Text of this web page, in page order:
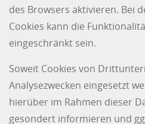
des Browsers aktivieren. Bei
Cookies kann die
eingeschränkt sein.
Soweit Cookies von
Analysezwecken eingesetzt
hierüber im Rahmen dieser
gesondert informieren und